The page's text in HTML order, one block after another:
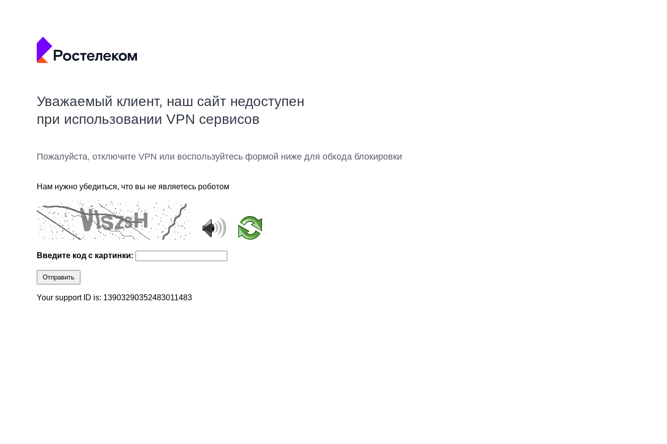
Уважаемый клиент, наш сайт недоступен
при использовании VPN сервисов
Пожалуйста, отключите VPN или воспользуйтесь формой ниже для обхода блокировки
Нам нужно убедиться, что вы не являетесь роботом
Введите код с картинки:
Отправить
Your support ID is: 13903290352483011483